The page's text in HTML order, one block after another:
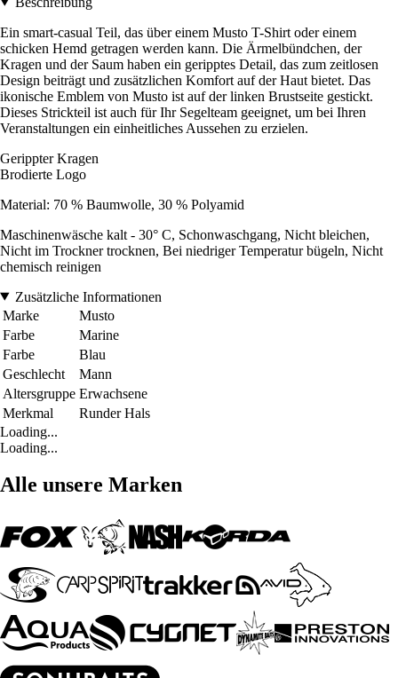
Ein smart-casual Teil, das über einem Musto T-Shirt oder einem
schicken Hemd getragen werden kann. Die Ärmelbündchen, der
Kragen und der Saum haben ein geripptes Detail, das zum zeitlosen
Design beiträgt und zusätzlichen Komfort auf der Haut bietet. Das
ikonische Emblem von Musto ist auf der linken Brustseite gestickt.
Dieses Strickteil ist auch für Ihr Segelteam geeignet, um bei Ihren
Veranstaltungen ein einheitliches Aussehen zu erzielen.
Gerippter Kragen
Brodierte Logo
Material: 70 % Baumwolle, 30 % Polyamid
Maschinenwäsche kalt - 30° C, Schonwaschgang, Nicht bleichen,
Nicht im Trockner trocknen, Bei niedriger Temperatur bügeln, Nicht
chemisch reinigen
Zusätzliche Informationen
Marke
Musto
Farbe
Marine
Farbe
Blau
Geschlecht
Mann
Altersgruppe Erwachsene
Merkmal
Runder Hals
Loading...
Loading...
Alle unsere Marken